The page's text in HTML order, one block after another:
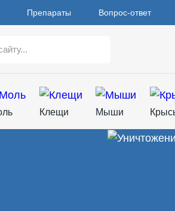
Препараты Вопрос-ответ
Клещи Мыши